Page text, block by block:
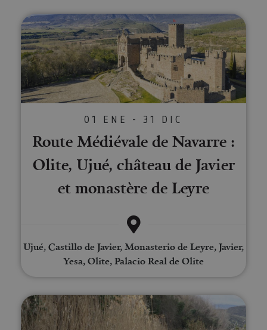
Route Médiévale de Navarre :
01 ENE - 31 DIC
Route Médiévale de Navarre :
Olite, Ujué, château de Javier
et monastère de Leyre
Ujué, Castillo de Javier, Monasterio de Leyre, Javier,
Yesa, Olite, Palacio Real de Olite
Promenade guidée à travers